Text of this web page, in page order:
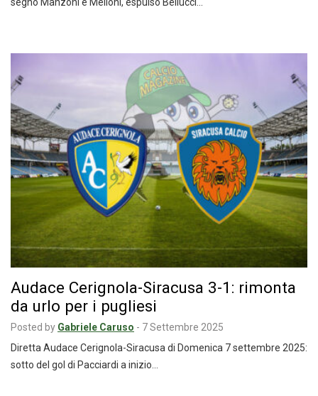
Audace Cerignola-Siracusa 3-1: rimonta
da urlo per i pugliesi
Posted by Gabriele Caruso - 7 Settembre 2025
Diretta Audace Cerignola-Siracusa di Domenica 7 settembre 2025:
sotto del gol di Pacciardi a inizio…